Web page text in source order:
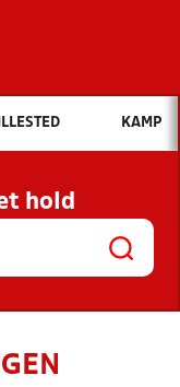
vil du søge efter?
OG NYHEDER
OG
KAMP
hold